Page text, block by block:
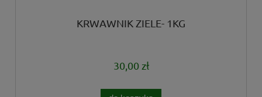
KRWAWNIK ZIELE- 1KG
30,00 zł